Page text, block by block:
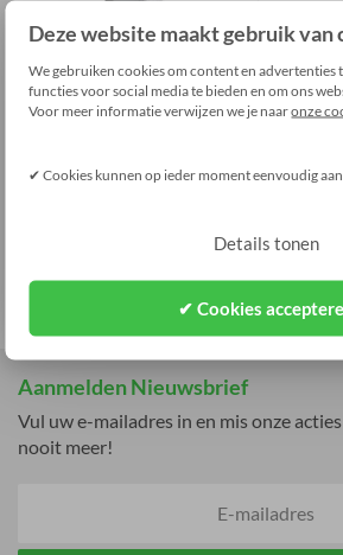
Deze website maakt gebruik van
We gebruiken cookies om content en advertenties
functies voor social media te bieden en om ons
Voor meer informatie verwijzen we je naaronze
✔ Cookies kunnen op ieder moment eenvoudig
Details tonen
✔ Cookies
LED Solar Wandlamp Op Zo...
€ 18,95 € 15,95
Aanmelden Nieuwsbrief
Vul uw e-mailadres in en mis onze
nooit meer!